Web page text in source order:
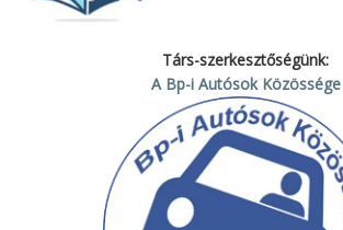
Társ-szerkesztőségünk:
A Bp-i Autósok Közössége